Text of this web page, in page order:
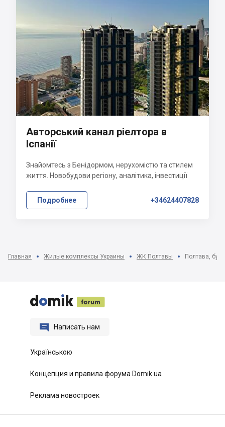
Авторський канал ріелтора в
Іспанії
Знайомтесь з Бенідормом, нерухомістю та стилем
життя. Новобудови регіону, аналітика, інвестиції
Подробнее +34624407828
Главная Жилые комплексы Украины ЖК Полтавы Полтава,


 

 Написать нам
Українською
Концепция и правила форума Domik.ua
Реклама новостроек